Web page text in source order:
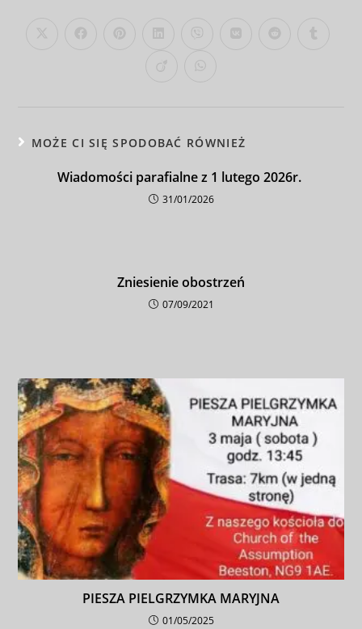
MOŻE CI SIĘ SPODOBAĆ RÓWNIEŻ
Wiadomości parafialne z 1 lutego 2026r.
31/01/2026
Zniesienie obostrzeń
07/09/2021
PIESZA PIELGRZYMKA MARYJNA
01/05/2025